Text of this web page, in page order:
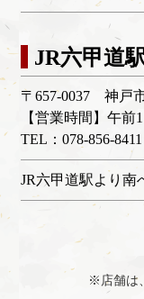
JR六甲道
〒657-0037 神戸
【営業時間】午前
TEL：078-856-8411
JR六甲道駅より
※店舗は